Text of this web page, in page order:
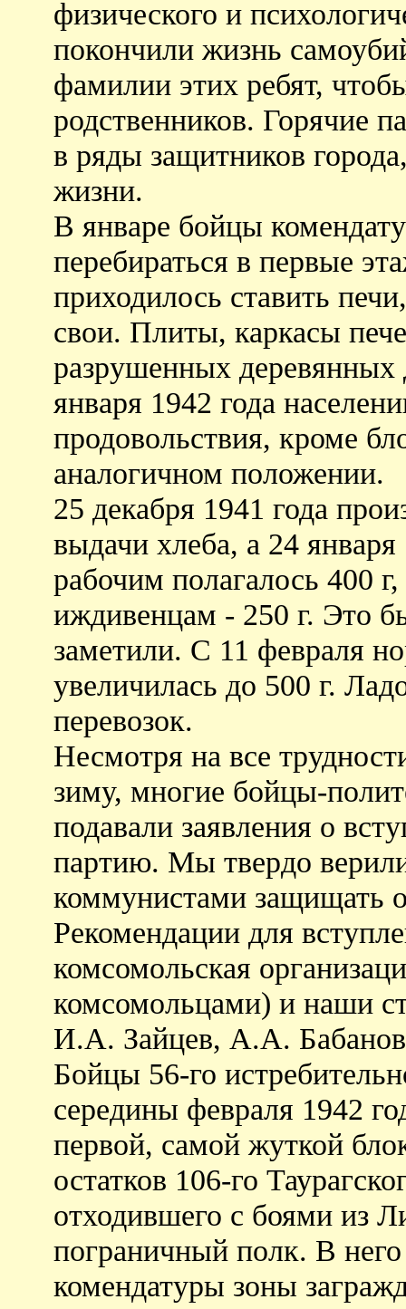
физического и
покончили жизнь
фамилии этих ребят,
родственников. Горячие
в ряды защитников
жизни.
В январе бойцы
перебираться в первые
приходилось ставить
свои. Плиты, каркасы
разрушенных деревянных
января 1942 года
продовольствия, кроме
аналогичном положении.
25 декабря 1941 года
выдачи хлеба, а 24
рабочим полагалось 400
иждивенцам - 250 г. Это
заметили. С 11 февраля
увеличилась до 500 г.
перевозок.
Несмотря на все
зиму, многие бойцы-
подавали заявления о
партию. Мы твердо
коммунистами защищать
Рекомендации для
комсомольская
комсомольцами) и наши
И.А. Зайцев, А.А.
Бойцы 56-го
середины февраля 1942
первой, самой жуткой
остатков 106-го
отходившего с боями из
пограничный полк. В
комендатуры зоны